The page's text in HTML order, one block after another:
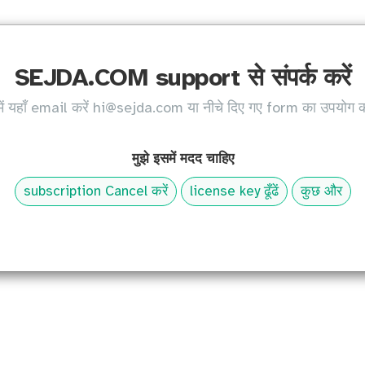
SEJDA.COM support से संपर्क करें
यहाँ email करें hi@sejda.com या नीचे दिए गए form का उपयोग
मुझे इसमें मदद चाहिए
subscription Cancel करें license key ढूँढें कुछ और